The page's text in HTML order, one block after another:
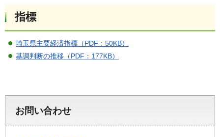
指標
埼玉県主要経済指標（PDF：50KB）
基調判断の推移（PDF：177KB）
お問い合わせ